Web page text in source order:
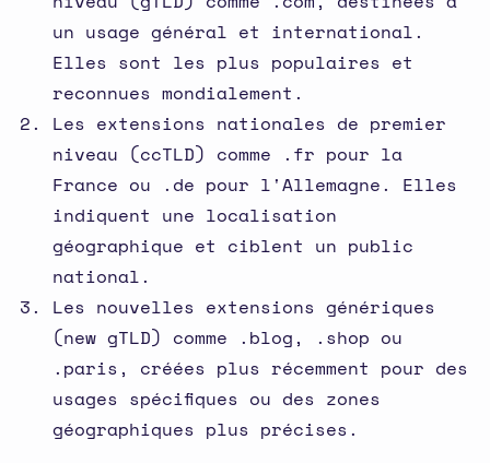
un usage général et international.
Elles sont les plus populaires et
reconnues mondialement.
Les extensions nationales de premier
niveau (ccTLD) comme .fr pour la
France ou .de pour l'Allemagne. Elles
indiquent une localisation
géographique et ciblent un public
national.
Les nouvelles extensions génériques
(new gTLD) comme .blog, .shop ou
.paris, créées plus récemment pour des
usages spécifiques ou des zones
géographiques plus précises.